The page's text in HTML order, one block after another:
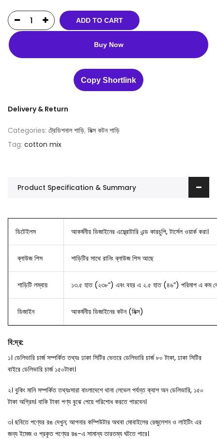
ADD TO CART
Buy Now
Copy Shortlink
Delivery & Return
Categories: ট্রেডিশনাল শাড়ি, মিক্স কটন শাড়ি
Tag: cotton mix
Product Specification & Summary
ডিটেইলস আকর্ষনীয় ডিজাইনের এম্ব্রোটারি এন্ড কারচুপি, টার্সেল ওয়ার্ক করা।
ব্লাউজ পিস শাড়িটির সাথে রানিং ব্লাউজ পিস আছে
শাড়িটি লম্বায় ১৩.৫ হাত (২৩৮”) এবং বহর এ ২.৫ হাত (৪৬”) পরিমাপ এ কম
ডিজাইন আকর্ষনীয় ডিজাইনের কটন (মিক্স)
বি:দ্র:
১। ডেলিভারি চার্জ সম্পর্কিত তথ্যঃ ঢাকা সিটির ভেতরে ডেলিভারি চার্জ ৮০ টাকা, ঢাকা সিটির
বাইরে ডেলিভারি চার্জ ১৫০টাকা।
২। বুকিং মানি সম্পর্কিত তথ্যঃসারা বাংলাদেশে থানা লেভেল পর্যন্ত ক্যাশ অন ডেলিভারি, ১৫০
টাকা অগ্রিম। বাকি টাকা পণ্য বুঝে পেয়ে পরিশোধ করতে পারবেন।
৩। ছবিতে পণ্যের রঙ দেখুন; আপনার কম্পিউটার অথবা মোবাইলের রেজুলেশন ও লাইটিং এর
জন্য ইমেজ ও প্রকৃত পণ্যের রঙ-এ সামান্য তারতম্য ঘটতে পারে।